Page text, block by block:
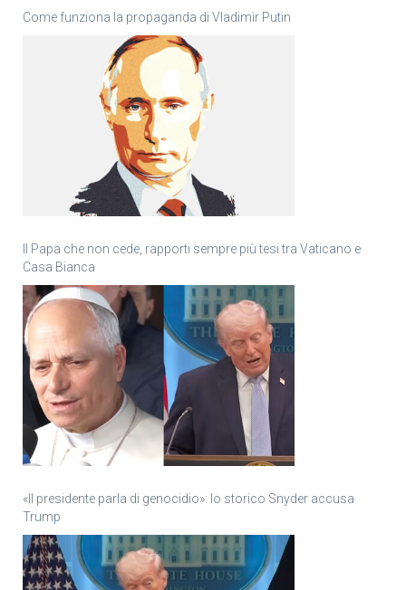
Come funziona la propaganda di Vladimir Putin
Il Papa che non cede, rapporti sempre più tesi tra Vaticano e
Casa Bianca
«Il presidente parla di genocidio»: lo storico Snyder accusa
Trump